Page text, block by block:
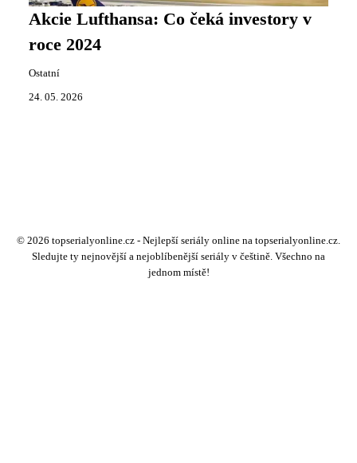
Akcie Lufthansa: Co čeká investory v
roce 2024
Ostatní
24. 05. 2026
© 2026 topserialyonline.cz - Nejlepší seriály online na topserialyonline.cz.
Sledujte ty nejnovější a nejoblíbenější seriály v češtině. Všechno na
jednom místě!